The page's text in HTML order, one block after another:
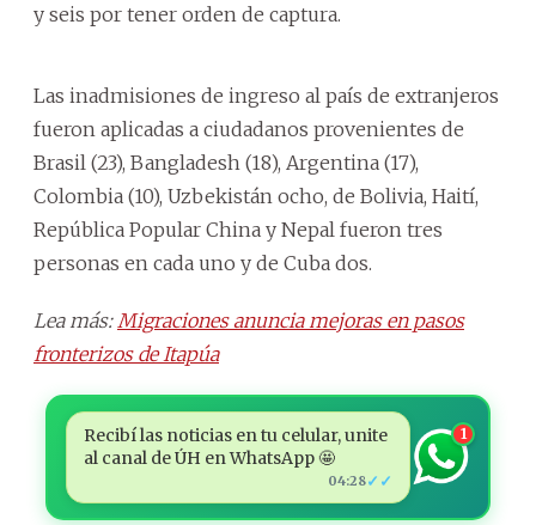
y seis por tener orden de captura.
Las inadmisiones de ingreso al país de extranjeros
fueron aplicadas a ciudadanos provenientes de
Brasil (23), Bangladesh (18), Argentina (17),
Colombia (10), Uzbekistán ocho, de Bolivia, Haití,
República Popular China y Nepal fueron tres
personas en cada uno y de Cuba dos.
Lea más: Migraciones anuncia mejoras en pasos
fronterizos de Itapúa
Recibí las noticias en tu celular, unite
al canal de ÚH en WhatsApp 🤩
04:28✓✓
1